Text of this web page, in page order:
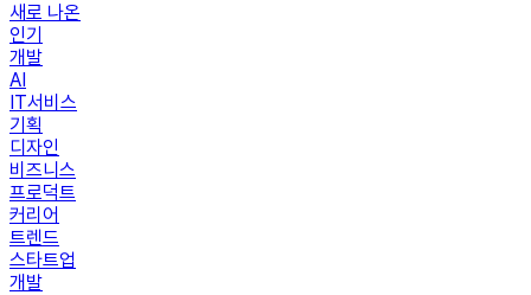
새로 나온
인기
개발
AI
IT서비스
기획
디자인
비즈니스
프로덕트
커리어
트렌드
스타트업
개발